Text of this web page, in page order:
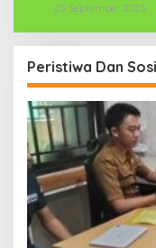
25 September 2025
Peristiwa Dan